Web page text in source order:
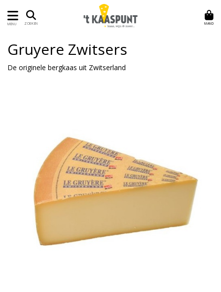
MENU ZOEKEN MAND
Gruyere Zwitsers
De originele bergkaas uit Zwitserland